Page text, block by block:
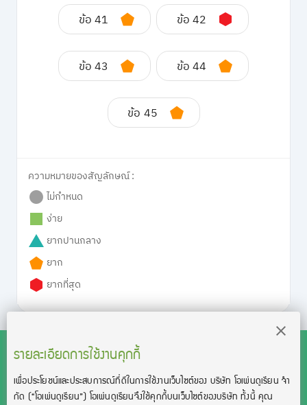
ข้อ 41 ข้อ 42
ข้อ 43 ข้อ 44
ข้อ 45
ความหมายของสัญลักษณ์ :
ไม่กำหนด
ง่าย
ยากปานกลาง
ยาก
ยากที่สุด
รายละเอียดการใช้งานคุกกี้
เพื่อประโยชน์และประสบการณ์ที่ดีในการใช้งานเว็บไซต์ของ บริษัท โอเพ่นดูเรียน จํา
กัด (“โอเพ่นดูเรียน”)โอเพ่นดูเรียนจึงใช้คุกกี้บนเว็บไซต์ของบริษัท ทั้งนี้ คุณ
สงวนลิขสิทธิ์โดย บริษัท โอเพ่นดูเรียน จำกัด 2021 ©︎ OpenDurian